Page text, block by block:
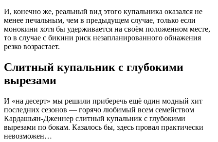
И, конечно же, реальный вид этого купальника оказался не
менее печальным, чем в предыдущем случае, только если
монокини хотя бы удерживается на своём положенном месте,
то в случае с бикини риск незапланированного обнажения
резко возрастает.
Слитный купальник с глубокими
вырезами
И «на десерт» мы решили приберечь ещё один модный хит
последних сезонов — горячо любимый всем семейством
Кардашьян-Дженнер слитный купальник с глубокими
вырезами по бокам. Казалось бы, здесь провал практически
невозможен…